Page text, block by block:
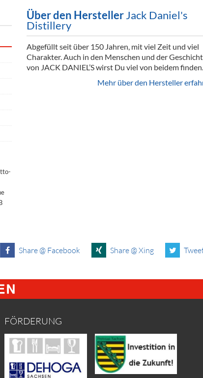
Über den HerstellerJack Daniel's
Distillery
Abgefüllt seit über 150 Jahren, mit viel Zeit und viel
Charakter. Auch in den Menschen und der
von JACK DANIEL’S wirst Du viel von beidem finden.
Mehr über den Hersteller
Share @ Facebook Share @ Xing
FÖRDERUNG